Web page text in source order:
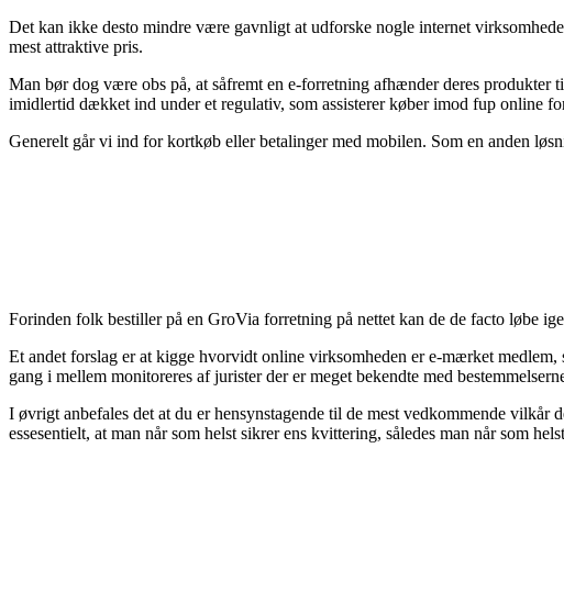
Det kan ikke desto mindre være gavnligt at udforske nogle internet
mest attraktive pris.
Man bør dog være obs på, at såfremt en e-forretning afhænder deres
imidlertid dækket ind under et regulativ, som assisterer køber imod fup online
Generelt går vi ind for kortkøb eller betalinger med mobilen. Som en anden
Forinden folk bestiller på en GroVia forretning på nettet kan de de facto løbe
Et andet forslag er at kigge hvorvidt online virksomheden er e-mærket
gang i mellem monitoreres af jurister der er meget bekendte med
I øvrigt anbefales det at du er hensynstagende til de mest vedkommende
essesentielt, at man når som helst sikrer ens kvittering, således man når som